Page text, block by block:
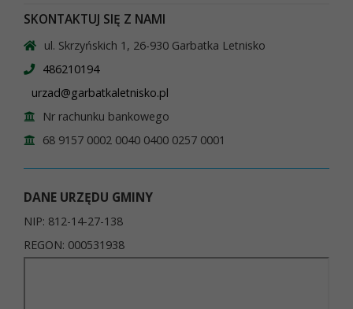
SKONTAKTUJ SIĘ Z NAMI
ul. Skrzyńskich 1, 26-930 Garbatka Letnisko
486210194
urzad@garbatkaletnisko.pl
Nr rachunku bankowego
68 9157 0002 0040 0400 0257 0001
DANE URZĘDU GMINY
NIP: 812-14-27-138
REGON: 000531938